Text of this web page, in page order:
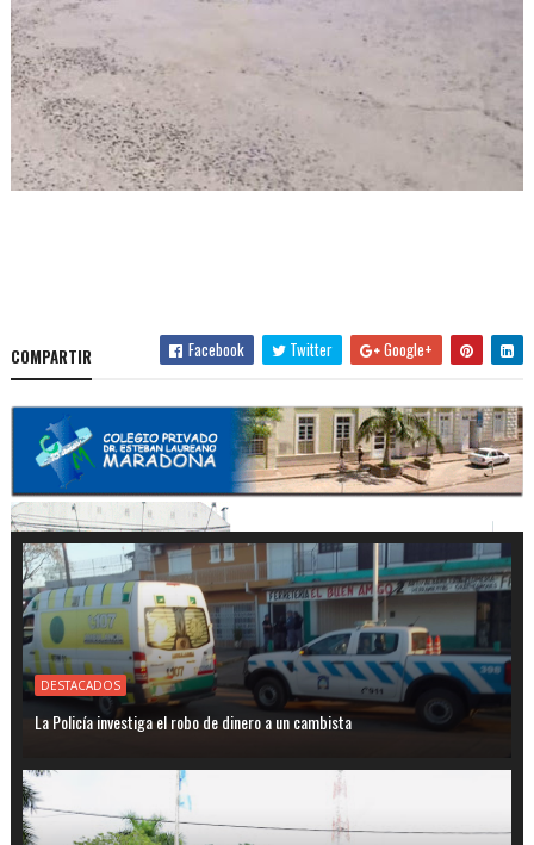
COMPARTIR Facebook Twitter Google+
DESTACADOS
La Policía investiga el robo de dinero a un cambista